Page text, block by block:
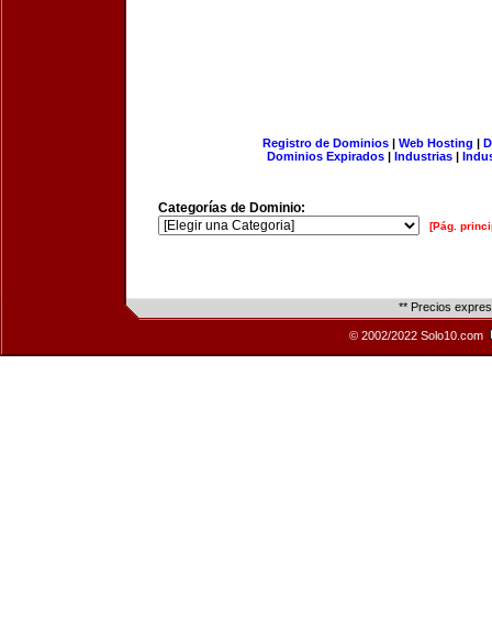
Registro de Dominios| Web Hosting |
Dominios Expirados | Industrias |
Categorías de Dominio:
[Pág.
** Precios
© 2002/2022 Solo10.com